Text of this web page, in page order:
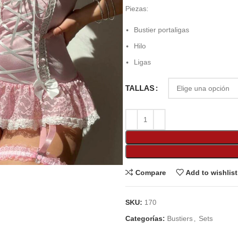
Piezas:
Bustier portaligas
Hilo
Ligas
TALLAS
Compare Add to wishlist
SKU: 170
Categorías: Bustiers
Sets